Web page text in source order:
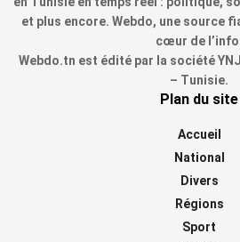
et plus encore. Webdo, une source
cœur de
Webdo.tn est édité par la société YNJ
– Tunisie.
Plan du site
Accueil
National
Divers
Régions
Sport